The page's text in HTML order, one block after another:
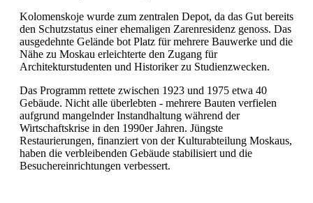
Kolomenskoje wurde zum zentralen Depot, da das Gut bereits
den Schutzstatus einer ehemaligen Zarenresidenz genoss. Das
ausgedehnte Gelände bot Platz für mehrere Bauwerke und die
Nähe zu Moskau erleichterte den Zugang für
Architekturstudenten und Historiker zu Studienzwecken.
Das Programm rettete zwischen 1923 und 1975 etwa 40
Gebäude. Nicht alle überlebten - mehrere Bauten verfielen
aufgrund mangelnder Instandhaltung während der
Wirtschaftskrise in den 1990er Jahren. Jüngste
Restaurierungen, finanziert von der Kulturabteilung Moskaus,
haben die verbleibenden Gebäude stabilisiert und die
Besuchereinrichtungen verbessert.